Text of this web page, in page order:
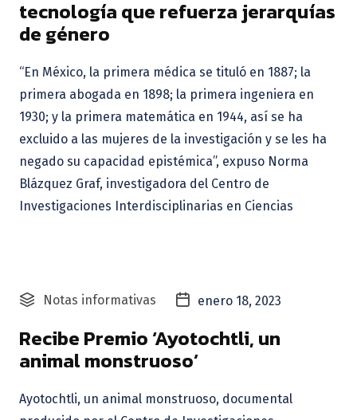
tecnología que refuerza jerarquías
de género
“En México, la primera médica se tituló en 1887; la
primera abogada en 1898; la primera ingeniera en
1930; y la primera matemática en 1944, así se ha
excluido a las mujeres de la investigación y se les ha
negado su capacidad epistémica”, expuso Norma
Blázquez Graf, investigadora del Centro de
Investigaciones Interdisciplinarias en Ciencias
Notas informativas enero 18, 2023
Recibe Premio ‘Ayotochtli, un
animal monstruoso’
Ayotochtli, un animal monstruoso, documental